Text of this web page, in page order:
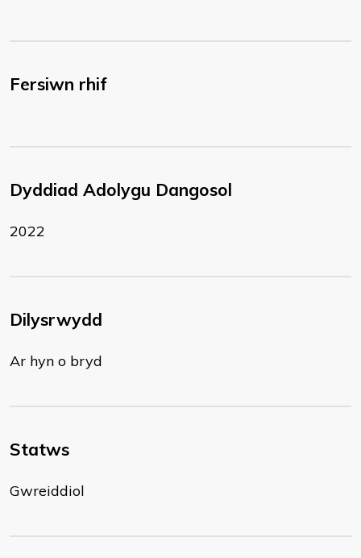
Fersiwn rhif
Dyddiad Adolygu Dangosol
2022
Dilysrwydd
Ar hyn o bryd
Statws
Gwreiddiol